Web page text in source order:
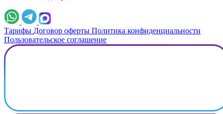
Тарифы Договор оферты Политика конфиденциальности
Пользовательское соглашение